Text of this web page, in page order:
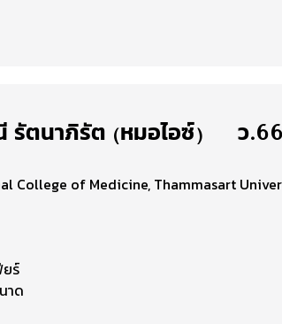
รัตนาภิรัต (หมอไอซ์) | ว
College of Medicine, Thammasart
ยร์
าด